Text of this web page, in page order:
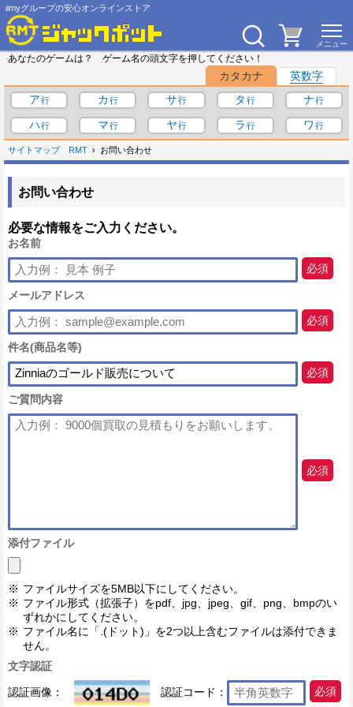
iimyグループの安心オンラインストア
あなたのゲームは？ ゲーム名の頭文字を押してください！
カタカナ
英数字
ア
カ サ タ
ナ
ハ
マ ヤ ラ ワ
サイトマップ RMT お問い合わせ
お問い合わせ
必要な情報をご入力ください。
お名前
必須
メールアドレス
必須
件名(商品名等)
必須
ご質問内容
必須
添付ファイル
ファイルサイズを5MB以下にしてください。
ファイル形式（拡張子）をpdf、jpg、jpeg、gif、png、bmpのい
ずれかにしてください。
ファイル名に「.(ドット)」を2つ以上含むファイルは添付できま
せん。
文字認証
認証画像： 認証コード： 必須